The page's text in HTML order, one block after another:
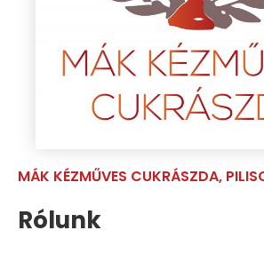
MÁK KÉZMŰVES CUKRÁSZDA,
Rólunk